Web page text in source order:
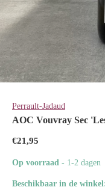
Perrault-Jadaud
AOC Vouvray Sec
€21,95
Op voorraad - 1-2 dagen
Beschikbaar in de